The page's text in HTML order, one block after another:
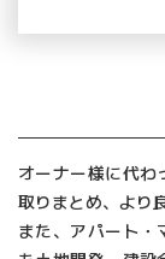
オーナー様に代わ
取りまとめ、より
また、アパート・